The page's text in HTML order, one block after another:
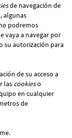
de navegación de
algunas
podremos
vaya a navegar por
su autorización para
de su acceso a
las cookieso
en cualquier
de